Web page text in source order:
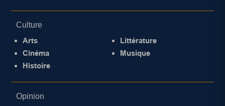
Culture
Arts
Cinéma
Histoire
Littérature
Musique
Opinion